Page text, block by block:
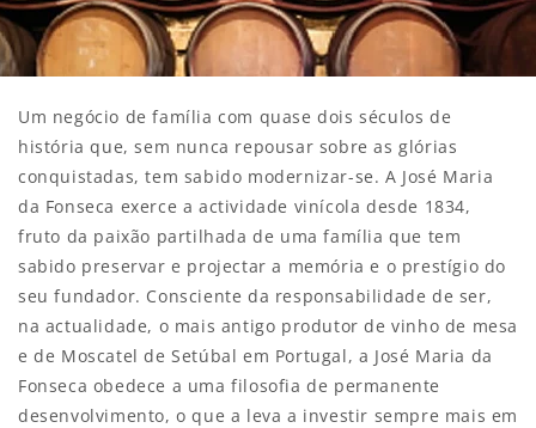
Um negócio de família com quase dois séculos de
história que, sem nunca repousar sobre as glórias
conquistadas, tem sabido modernizar-se. A José Maria
da Fonseca exerce a actividade vinícola desde 1834,
fruto da paixão partilhada de uma família que tem
sabido preservar e projectar a memória e o prestígio do
seu fundador. Consciente da responsabilidade de ser,
na actualidade, o mais antigo produtor de vinho de mesa
e de Moscatel de Setúbal em Portugal, a José Maria da
Fonseca obedece a uma filosofia de permanente
desenvolvimento, o que a leva a investir sempre mais em